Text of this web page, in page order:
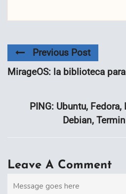
Previous Post
MirageOS: la biblioteca
PING: Ubuntu,
Debian,
Leave A Comment